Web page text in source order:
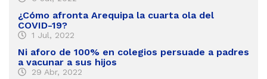
¿Cómo afronta Arequipa la cuarta ola del
COVID-19?
1 Jul, 2022
Ni aforo de 100% en colegios persuade a padres
a vacunar a sus hijos
29 Abr, 2022